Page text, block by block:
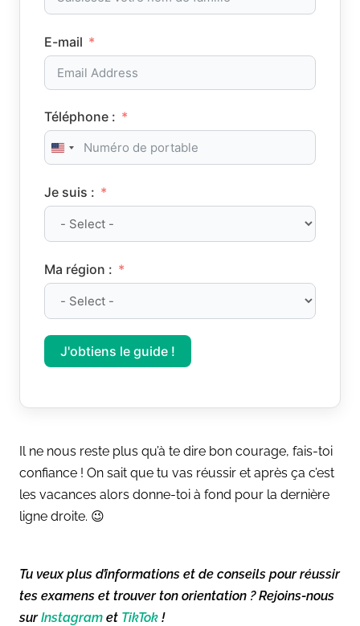
E-mail
Téléphone :
United States +1
Je suis :
Ma région :
J'obtiens le guide !
Il ne nous reste plus qu’à te dire bon courage, fais-toi
confiance ! On sait que tu vas réussir et après ça c’est
les vacances alors donne-toi à fond pour la dernière
ligne droite. 😉
Tu veux plus d’informations et de conseils pour réussir
tes examens et trouver ton orientation ? Rejoins-nous
surInstagram et TikTok !